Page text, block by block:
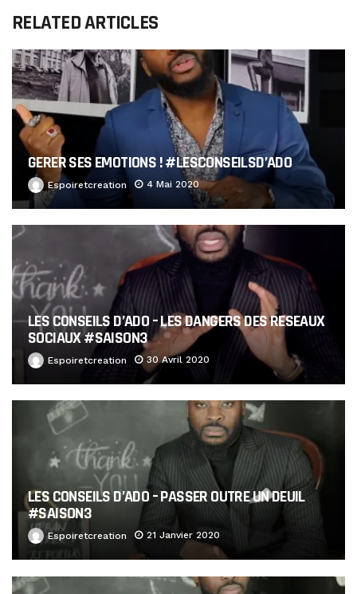
RELATED ARTICLES
GERER SES EMOTIONS ! #LESCONSEILSD’ADO
Espoiretcreation 4 Mai 2020
LES CONSEILS D’ADO – LES DANGERS DES RESEAUX
SOCIAUX #SAISON3
Espoiretcreation 30 Avril 2020
LES CONSEILS D’ADO – PASSER OUTRE UN DEUIL
#SAISON3
Espoiretcreation 21 Janvier 2020